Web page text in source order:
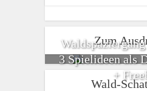
Zum
3 Spielideen als
+
Wald-